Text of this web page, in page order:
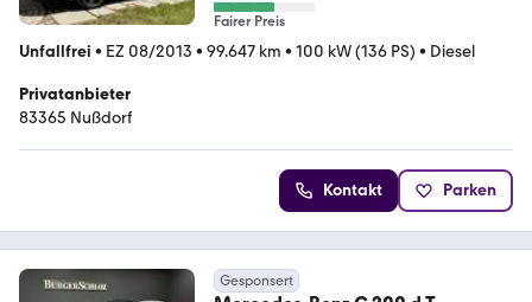
Fairer Preis
Unfallfrei • EZ 08/2013 • 99.647 km • 100 kW (136 PS) • Diesel
Privatanbieter
83365 Nußdorf
Kontakt Parken
Gesponsert